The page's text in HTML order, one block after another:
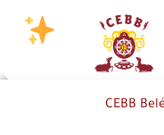
CEBB